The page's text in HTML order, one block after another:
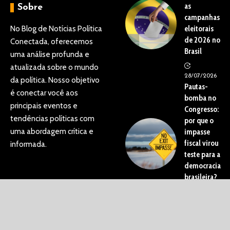
Sobre
No Blog de Notícias Política
Conectada, oferecemos
uma análise profunda e
atualizada sobre o mundo
da política. Nosso objetivo
é conectar você aos
principais eventos e
tendências políticas com
uma abordagem crítica e
informada.
as
campanhas
eleitorais
de 2026 no
Brasil
28/07/2026
Pautas-
bomba no
Congresso:
por que o
impasse
fiscal virou
teste para a
democracia
brasileira?